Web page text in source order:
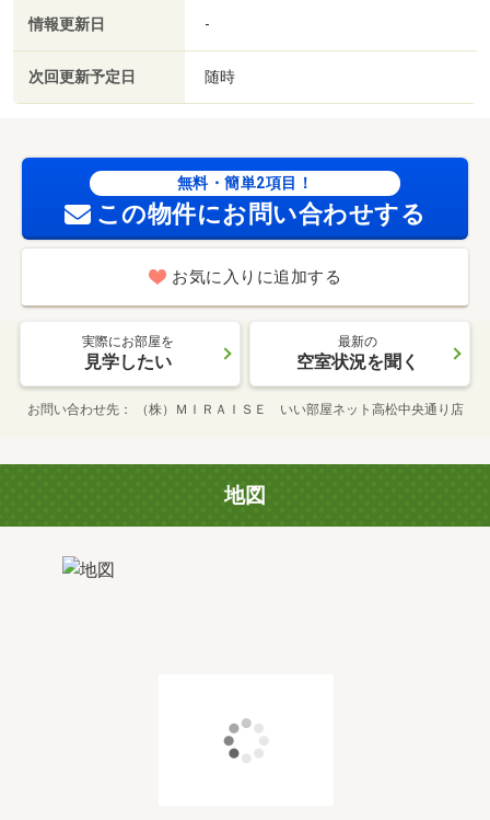
情報更新日 -
次回更新予定日 随時
無料・簡単2項目！
この物件にお問い合わせする
お気に入りに追加する
実際にお部屋を
見学したい
最新の
空室状況を聞く
お問い合わせ先 （株）ＭＩＲＡＩＳＥ いい部屋ネット高松中央通り店
地図